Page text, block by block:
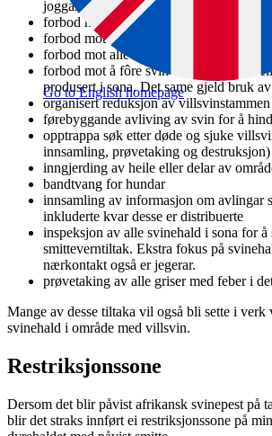
Go to English homepage
joggarar utanfor veg o.l.
forbod mot å halde gris utandørs
forbod mot å flytte svin
forbod mot alle samlingar av svin
forbod mot å fôre svin med høy, halm
produsert i sona. Det same gjeld bruk
organisert reduksjon av
førebyggande avliving av svin for å
opptrappa søk etter døde og sjuke
innsamling, prøvetaking og destruksjon)
inngjerding av heile eller delar av
bandtvang for hundar
innsamling av informasjon om avlingar
inkluderte kvar desse er distribuerte
inspeksjon av alle svinehald i sona for å
smitteverntiltak. Ekstra fokus på
nærkontakt også er jegerar.
prøvetaking av alle griser med feber i
Mange av desse tiltaka vil også bli sette i verk
svinehald i område med villsvin.
Restriksjonssone
Dersom det blir påvist afrikansk svinepest på
blir det straks innført ei restriksjonssone på